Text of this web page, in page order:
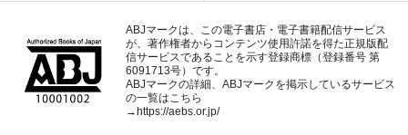
ABJマークは、この電子書店・電子書籍配信サービス
が、著作権者からコンテンツ使用許諾を得た正規版配
信サービスであることを示す登録商標（登録番号 第
6091713号）です。
ABJマークの詳細、ABJマークを掲示しているサービス
の一覧はこちら
→ https://aebs.or.jp/